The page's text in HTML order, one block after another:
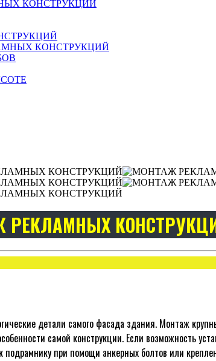
КОНСТРУКЦИЙ
КОНСТРУКЦИЙ
РЕКЛАМНЫХ
детали самого фасада здания. Монтаж
самой конструкции. Если возможность
подрамнику при помощи анкерных болтов или